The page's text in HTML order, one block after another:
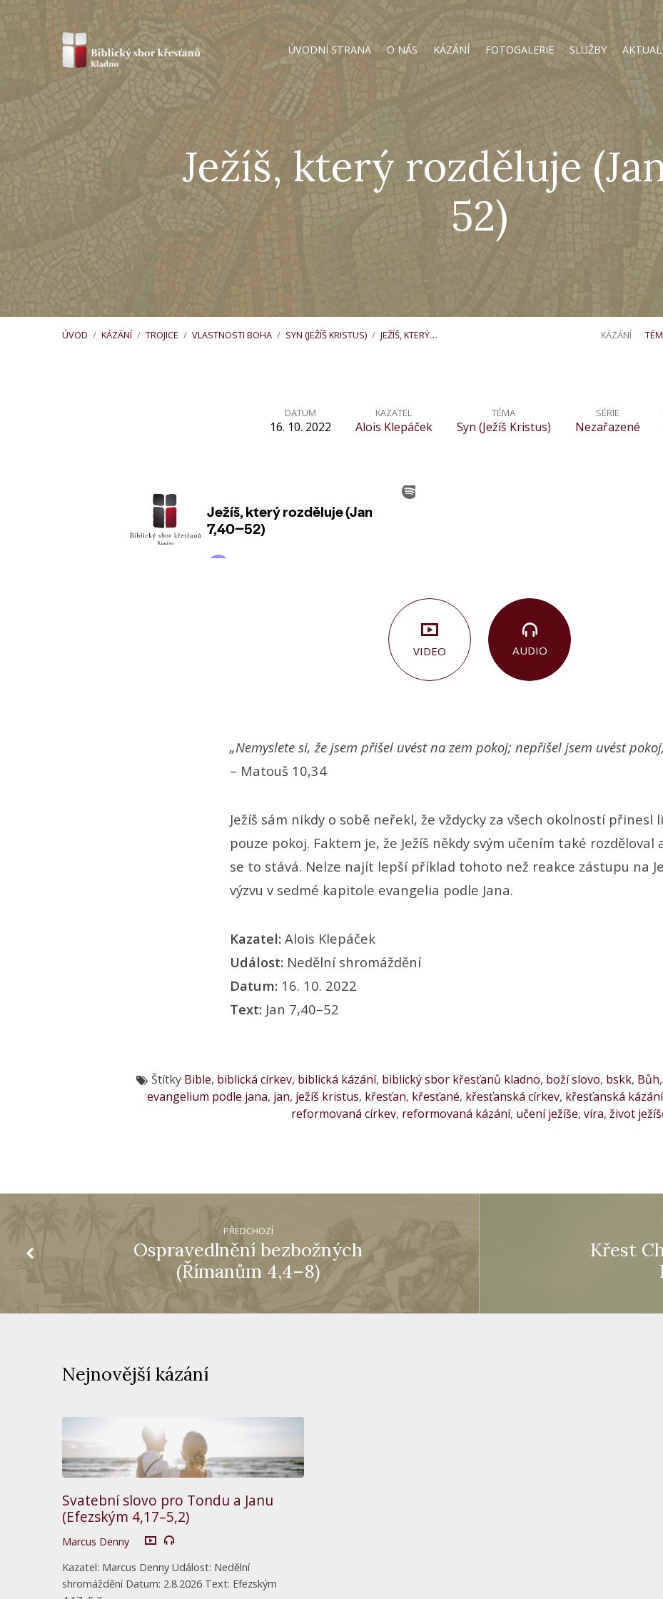
ÚVODNÍ STRANA O NÁS KÁZÁNÍ FOTOGALERIE SLUŽBY
Ježíš, který rozděluje
52)
ÚVOD / KÁZÁNÍ / TROJICE / VLASTNOSTI BOHA / SYN (JEŽÍŠ KRISTUS) / JEŽÍŠ, KTERÝ… KÁZÁNÍ
rozděluje
DATUM
16. 10. 2022
KAZATEL
Alois Klepáček
TÉMA
Syn (Ježíš Kristus)
SÉRIE
Nezařazené
VIDEO AUDIO
„Nemyslete si, že jsem přišel uvést na zem pokoj; nepřišel jsem uvést
– Matouš 10,34
Ježíš sám nikdy o sobě neřekl, že vždycky za všech okolností přinesl
pouze pokoj. Faktem je, že Ježíš někdy svým učením také rozděloval
se to stává. Nelze najít lepší příklad tohoto než reakce zástupu na
výzvu v sedmé kapitole evangelia podle Jana.
Kazatel: Alois Klepáček
Událost: Nedělní shromáždění
Datum: 16. 10. 2022
Text: Jan 7,40–52
Štítky Bible, biblická církev, biblická kázání, biblický sbor křesťanů kladno, boží slovo, bskk, Bůh,
evangelium podle jana, jan, ježíš kristus, křesťan, křesťané, křesťanská církev, křesťanská kázání
reformovaná církev, reformovaná kázání, učení ježíše, víra, život
PŘEDCHOZÍ
Ospravedlnění bezbožných
(Římanům 4,4–8)
Křest
Nejnovější kázání
Svatební slovo pro Tondu a Janu
(Efezským 4,17–5,2)
Marcus Denny
Kazatel: Marcus Denny Událost: Nedělní
shromáždění Datum: 2.8.2026 Text: Efezským